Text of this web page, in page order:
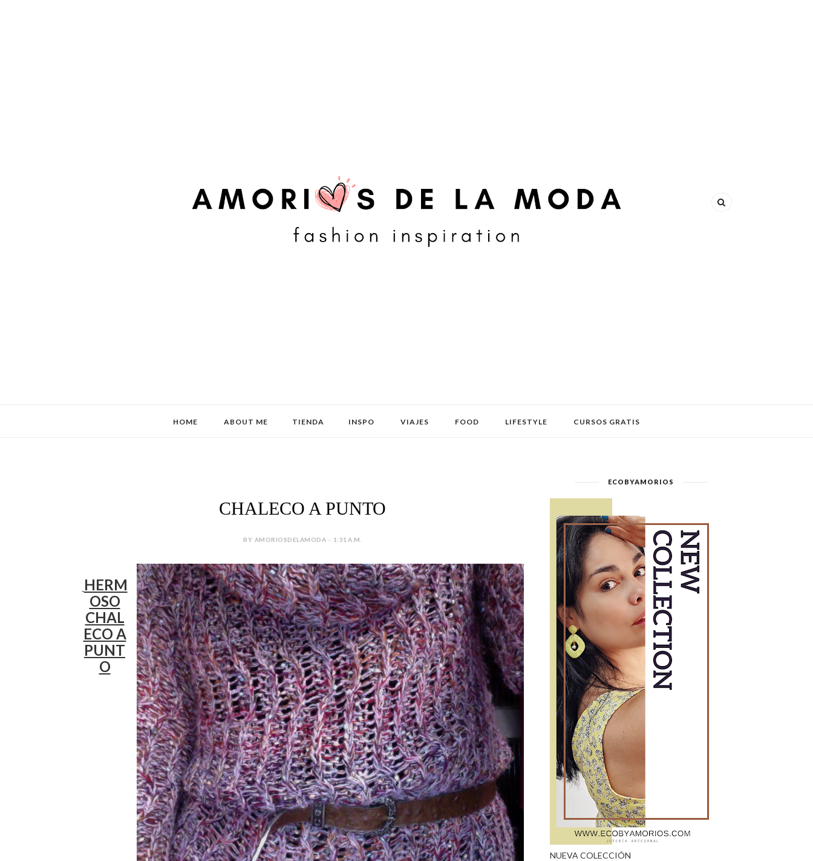
HOME ABOUT ME TIENDA INSPO VIAJES FOOD LIFESTYLE CURSOS GRATIS
CHALECO A PUNTO
BY AMORIOSDELAMODA - 1:31 A.M.
HERM
OSO
CHAL
ECO A
PUNT
O
ECOBYAMORIOS
NUEVA COLECCIÓN